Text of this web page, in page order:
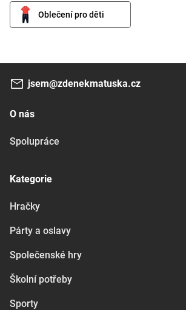
Oblečení pro děti
jsem@zdenekmatuska.cz
O nás
Spolupráce
Kategorie
Hračky
Párty a oslavy
Společenské hry
Školní potřeby
Sporty